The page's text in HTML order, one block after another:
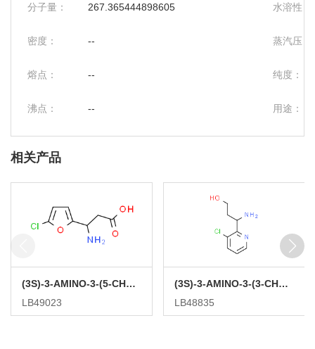
分子量： 267.365444898605 水溶性：
密度： -- 蒸汽压：
熔点： -- 纯度：
沸点： -- 用途：
相关产品
(3S)-3-AMINO-3-(5-CHLOROFURAN-2-YL)PROPANOIC ACID
LB49023
(3S)-3-AMINO-3-(3-CHLOROPYRIDIN-2-YL)PROPAN-1-OL
LB48835